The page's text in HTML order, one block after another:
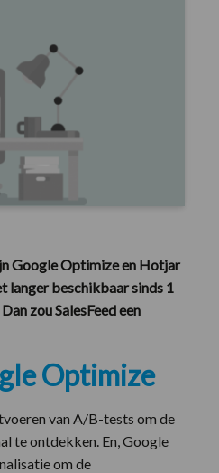
Google Optimize en Hotjar
langer beschikbaar sinds 1
zou SalesFeed een
Optimize
van A/B-tests om de
te ontdekken. En, Google
om de